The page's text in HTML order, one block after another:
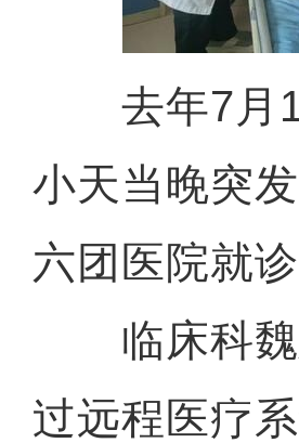
去年7月18
小天当晚突
六团医院就
临床科魏
过远程医疗